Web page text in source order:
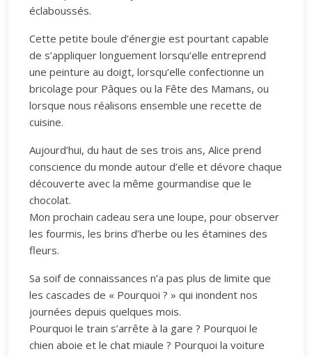
éclaboussés.
Cette petite boule d’énergie est pourtant capable
de s’appliquer longuement lorsqu’elle entreprend
une peinture au doigt, lorsqu’elle confectionne un
bricolage pour Pâques ou la Fête des Mamans, ou
lorsque nous réalisons ensemble une recette de
cuisine.
Aujourd’hui, du haut de ses trois ans, Alice prend
conscience du monde autour d’elle et dévore chaque
découverte avec la même gourmandise que le
chocolat.
Mon prochain cadeau sera une loupe, pour observer
les fourmis, les brins d’herbe ou les étamines des
fleurs.
Sa soif de connaissances n’a pas plus de limite que
les cascades de « Pourquoi ? » qui inondent nos
journées depuis quelques mois.
Pourquoi le train s’arrête à la gare ? Pourquoi le
chien aboie et le chat miaule ? Pourquoi la voiture